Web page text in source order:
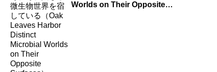
Worlds on Their Opposite